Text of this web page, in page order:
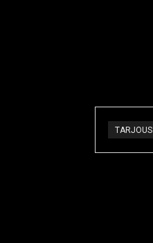
TARJOUS